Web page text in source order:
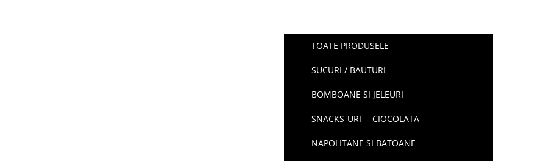
TOATE PRODUSELE
SUCURI / BAUTURI
BOMBOANE SI JELEURI
SNACKS-URI CIOCOLATA
NAPOLITANE SI BATOANE